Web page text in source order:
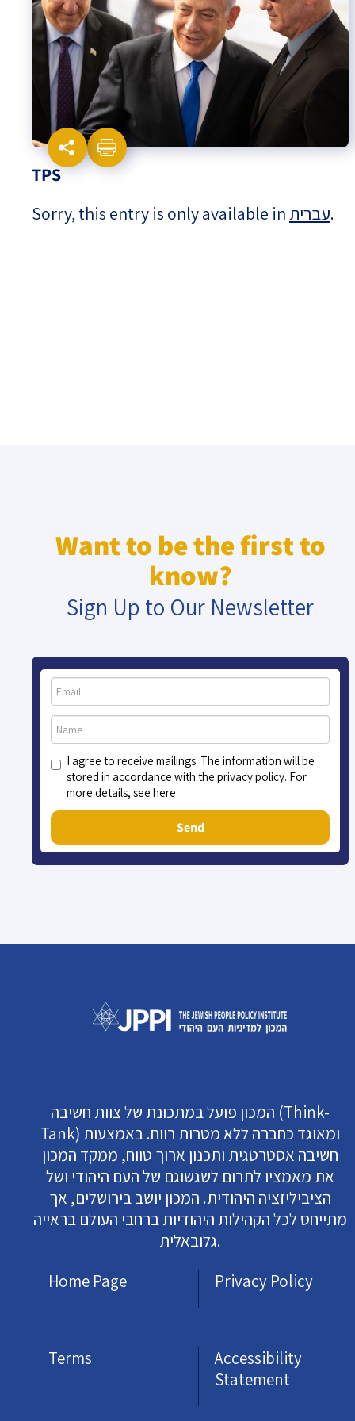
Israel-China Relations
TPS
Sorry, this entry is only available inעברית.
Want to be the first to
know?
Sign Up to Our Newsletter
I agree to receive mailings. The information will be
stored in accordance with the privacy policy. For
more details, see here
Send
המכון פועל במתכונת של צוות חשיבה (Think-
Tank) ומאוגד כחברה ללא מטרות רווח. באמצעות
חשיבה אסטרטגית ותכנון ארוך טווח, ממקד המכון
את מאמציו לתרום לשגשוגם של העם היהודי ושל
הציביליזציה היהודית. המכון יושב בירושלים, אך
מתייחס לכל הקהילות היהודיות ברחבי העולם בראייה
גלובאלית.
Home Page
Privacy Policy
Terms
Accessibility
Statement